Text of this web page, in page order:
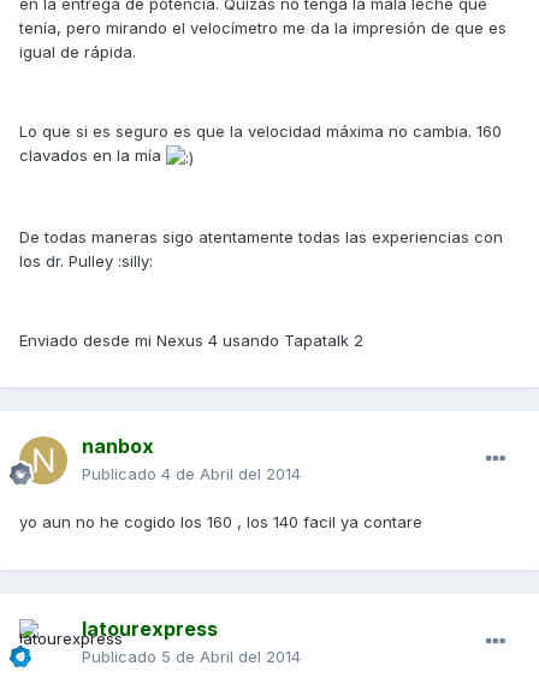
en la entrega de potencia. Quizás no tenga la mala leche que
tenía, pero mirando el velocímetro me da la impresión de que es
igual de rápida.
Lo que si es seguro es que la velocidad máxima no cambia. 160
clavados en la mía
De todas maneras sigo atentamente todas las experiencias con
los dr. Pulley :silly:
Enviado desde mi Nexus 4 usando Tapatalk 2
nanbox
Publicado 4 de Abril del 2014
yo aun no he cogido los 160 , los 140 facil ya contare
latourexpress
Publicado 5 de Abril del 2014